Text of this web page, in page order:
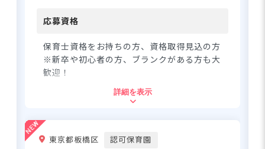
ができる環境です☆ チームワ
主性や創造性を発揮できる職
場で、あなたらしい保育を実
現しませんか？ ーー【ライフ
すさ抜群の環境】 賞与4.2カ月
均勤続年数9.02年という数字
が物語るように、長く働ける
環境が整っています。育児休
応募資格
保育士資格をお持ちの方、資格取得見込の方
※新卒や初心者の方、ブランクがある方も大
歓迎！
詳細を表示
東京都板橋区 認可保育園